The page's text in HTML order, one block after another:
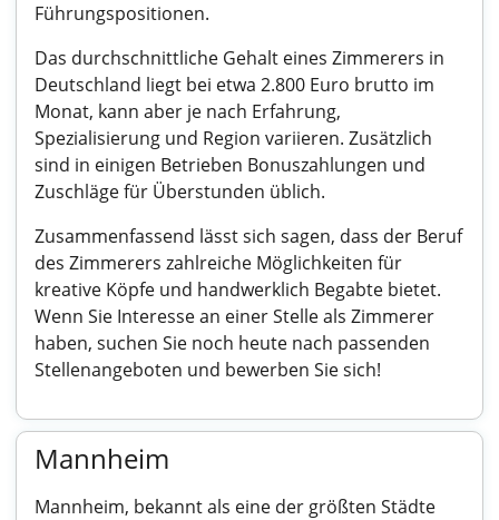
Führungspositionen.
Das durchschnittliche Gehalt eines Zimmerers in
Deutschland liegt bei etwa 2.800 Euro brutto im
Monat, kann aber je nach Erfahrung,
Spezialisierung und Region variieren. Zusätzlich
sind in einigen Betrieben Bonuszahlungen und
Zuschläge für Überstunden üblich.
Zusammenfassend lässt sich sagen, dass der Beruf
des Zimmerers zahlreiche Möglichkeiten für
kreative Köpfe und handwerklich Begabte bietet.
Wenn Sie Interesse an einer Stelle als Zimmerer
haben, suchen Sie noch heute nach passenden
Stellenangeboten und bewerben Sie sich!
Mannheim
Mannheim, bekannt als eine der größten Städte